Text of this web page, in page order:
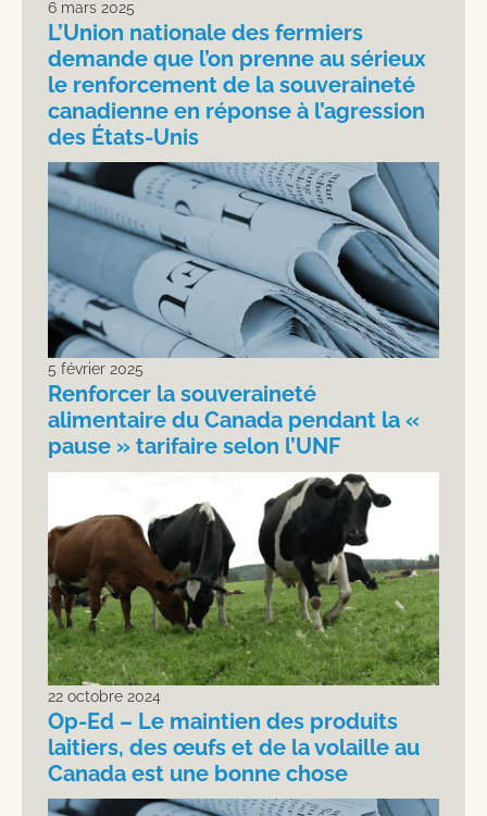
6 mars 2025
L’Union nationale des fermiers
demande que l’on prenne au sérieux
le renforcement de la souveraineté
canadienne en réponse à l’agression
des États-Unis
5 février 2025
Renforcer la souveraineté
alimentaire du Canada pendant la «
pause » tarifaire selon l’UNF
22 octobre 2024
Op-Ed – Le maintien des produits
laitiers, des œufs et de la volaille au
Canada est une bonne chose